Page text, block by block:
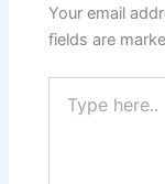
k
Your email
fields are
here..